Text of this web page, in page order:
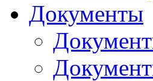
Документы